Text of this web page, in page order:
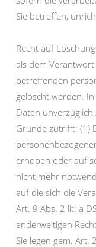
Sie betreffen,
Recht auf
als dem
betreffenden
gelöscht werden.
Daten
Gründe zutrifft: (1)
erhoben oder auf
nicht mehr
auf die sich die
Art. 9 Abs. 2 lit. a
anderweitigen
Sie legen gem. Art.